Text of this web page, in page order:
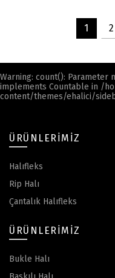
1 2
Warning: count(): Parameter
implements Countable in /
content/themes/ehalici/
ÜRÜNLERIMIZ
Halıfleks
Rip Halı
Çantalık Halıfleks
ÜRÜNLERIMIZ
Bukle Halı